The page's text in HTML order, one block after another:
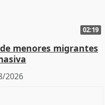
02:19
menores migrantes
2026